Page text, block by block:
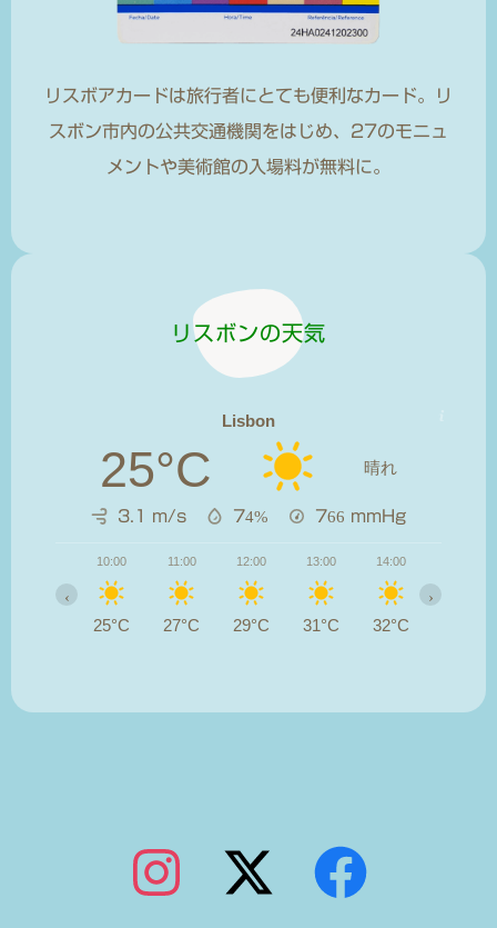
リスボアカードは旅行者にとても便利なカード。リ
スボン市内の公共交通機関をはじめ、27のモニュ
メントや美術館の入場料が無料に。
リスボンの天気
Lisbon
25°C 晴れ
3.1 m/s 74% 766 mmHg
10:00
25°C
11:00
27°C
12:00
29°C
13:00
31°C
14:00
32°C
‹ ›